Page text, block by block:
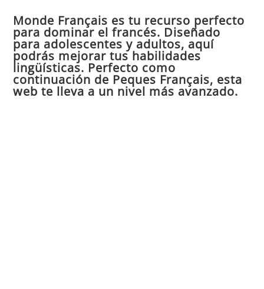
Monde Français es tu recurso perfecto
para dominar el francés. Diseñado
para adolescentes y adultos, aquí
podrás mejorar tus habilidades
lingüísticas. Perfecto como
continuación de Peques Français, esta
web te lleva a un nivel más avanzado.